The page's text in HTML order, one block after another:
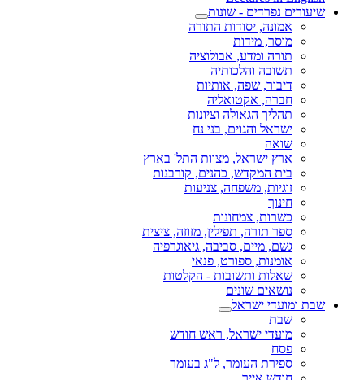
שיעורים נפרדים - שונות
אמונה, יסודות התורה
מוסר, מידות
תורה ומדע, אבולוציה
תשובה והלכותיה
דיבור, שפה, אותיות
חברה, אקטואליה
תהליך הגאולה וציונות
ישראל והגוים, בני נח
שואה
ארץ ישראל, מצוות התל' בארץ
בית המקדש, כהנים, קורבנות
זוגיות, משפחה, צניעות
חינוך
כשרות, צמחונות
ספר תורה, תפילין, מזוזה, ציצית
גשם, מיים, סביבה, גיאוגרפיה
אומנות, ספורט, פנאי
שאלות ותשובות - הקלטות
נושאים שונים
שבת ומועדי ישראל
שבת
מועדי ישראל, ראש חודש
פסח
ספירת העומר, ל"ג בעומר